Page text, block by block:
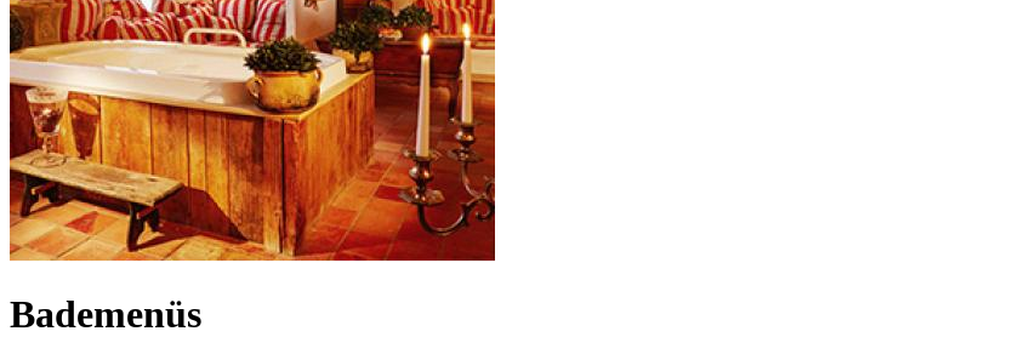
Bademenüs